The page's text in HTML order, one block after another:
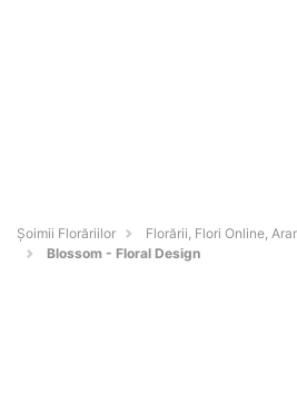
Șoimii Florăriilor
Florării, Flori Online,
Blossom - Floral Design